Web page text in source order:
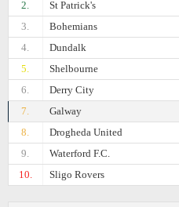
2.
St Patrick's
3.
Bohemians
4.
Dundalk
5.
Shelbourne
6.
Derry City
7.
Galway
8.
Drogheda United
9.
Waterford F.C.
10.
Sligo Rovers